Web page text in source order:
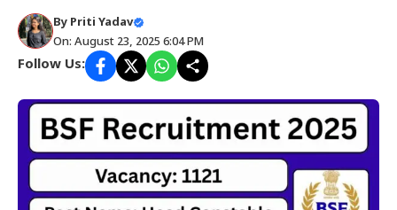
By Priti Yadav
On: August 23, 2025 6:04 PM
Follow Us: